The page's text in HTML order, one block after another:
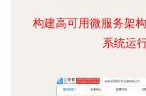
构建高可用微服务架
系统运